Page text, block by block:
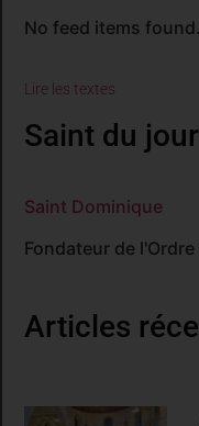
No feed items found.
Lire les textes
Saint du jour
Saint Dominique
Fondateur de
Articles